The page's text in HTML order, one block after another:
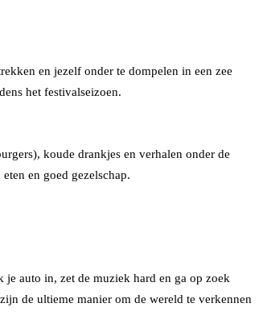
en jezelf onder te dompelen in een zee
het festivalseizoen.
koude drankjes en verhalen onder de
en goed gezelschap.
auto in, zet de muziek hard en ga op zoek
de ultieme manier om de wereld te verkennen